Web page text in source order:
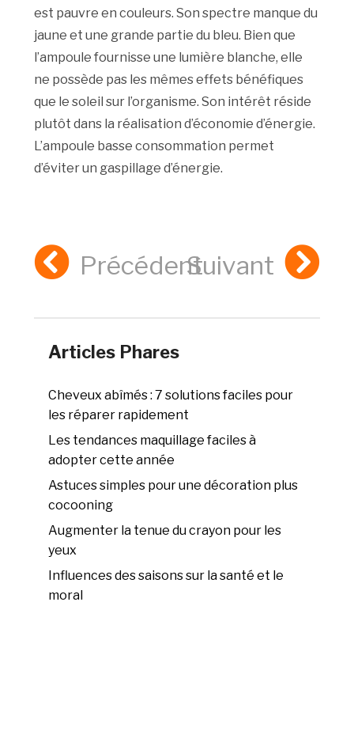
est pauvre en couleurs. Son spectre manque du
jaune et une grande partie du bleu. Bien que
l’ampoule fournisse une lumière blanche, elle
ne possède pas les mêmes effets bénéfiques
que le soleil sur l’organisme. Son intérêt réside
plutôt dans la réalisation d’économie d’énergie.
L’ampoule basse consommation permet
d’éviter un gaspillage d’énergie.
PrécédentSuivant
Articles Phares
Cheveux abîmés : 7 solutions faciles pour
les réparer rapidement
Les tendances maquillage faciles à
adopter cette année
Astuces simples pour une décoration plus
cocooning
Augmenter la tenue du crayon pour les
yeux
Influences des saisons sur la santé et le
moral